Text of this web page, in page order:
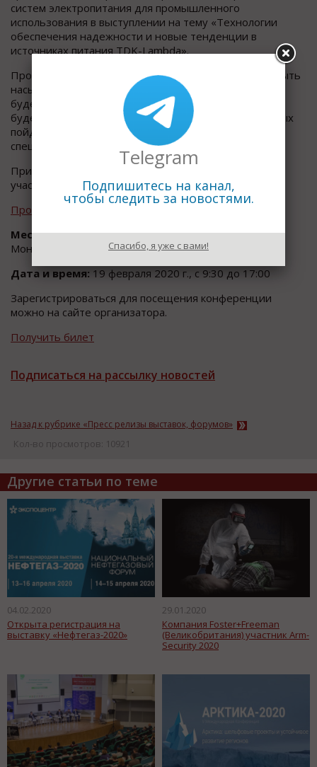
систем электропитания для промышленного
использования в выступлении на тему «Технологии
обеспечения надежности и новые тенденции в
источниках питания TDK-Lambda».
Программа конференции «ПТА - Пермь» обещает быть
насыщенной! Дополнительно в рамках мероприятия
будет работать демонстрационная зона, где можно
будет подробно ознакомиться с новинками, о которых
пойдет речь в докладах, и пообщаться со
специалистами.
Приглашаем оперативно
зарегистрироваться
участия в конференции.
Программа докладов ПРОСОФТ и партнеров
Место проведения:г. Пермь, Отель «City Star», ул.
Монастырская, д. 14А.
Дата и время: 19 февраля 2020 г., с 9:30 до 17:00
Зарегистрироваться для посещения конференции
можно на сайте организатора.
Получить билет
Подписаться на рассылку новостей
Назад к рубрике «Пресс релизы выставок, форумов»
Кол-во просмотров: 10921
Другие статьи по теме
04.02.2020
Открыта регистрация на
выставку «Нефтегаз-2020»
29.01.2020
Компания Foster+Freeman
(Великобритания) участник Arm-
Security 2020
Telegram
Подпишитесь на канал,
чтобы следить за новостями.
Спасибо, я уже с вами!